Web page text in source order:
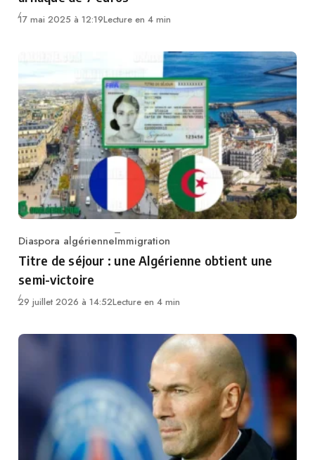
17 mai 2025 à 12:19Lecture en 4 min
Category
Diaspora algérienneImmigration
Titre de séjour : une Algérienne obtient une
semi-victoire
29 juillet 2026 à 14:52Lecture en 4 min